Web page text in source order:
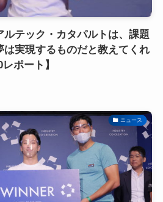
テック・カタパルトは、課題
は実現するものだと教えてくれ
ポート】
ニュース